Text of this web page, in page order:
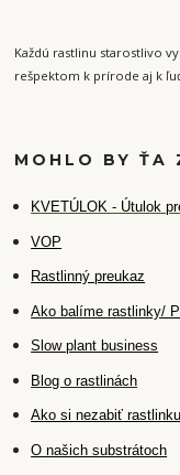
Každú rastlinu starostlivo
rešpektom k prírode aj k
MOHLO BY ŤA
KVETÚLOK - Útulok
VOP
Rastlinný preukaz
Ako balíme rastlinky/
Slow plant business
Blog o rastlinách
Ako si nezabiť rastlinku
O našich substrátoch